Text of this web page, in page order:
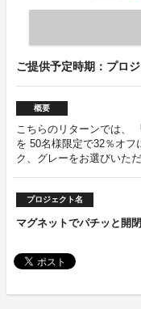
ご提供予定時期：プロ
概要
こちらのリターンでは、
を 50名様限定で32％オ
ク、グレーをお選びいた
プロジェクト名
マグネットでパチッと開